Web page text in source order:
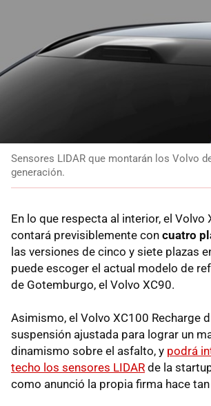
Sensores LIDAR que montarán los Volvo
generación.
En lo que respecta al interior, el Volvo
contará previsiblemente con cuatro
las versiones de cinco y siete plazas
puede escoger el actual modelo de
de Gotemburgo, el Volvo XC90.
Asimismo, el Volvo XC100 Recharge
suspensión ajustada para lograr un
dinamismo sobre el asfalto, y podrá
techo los sensores LIDAR de la
como anunció la propia firma hace